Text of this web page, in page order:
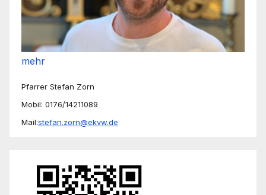
mehr
Pfarrer Stefan Zorn
Mobil: 0176/14211089
Mail:stefan.zorn@ekvw.de